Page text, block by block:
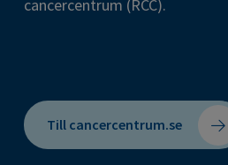
cancercentrum (RCC).
Till cancercentrum.se